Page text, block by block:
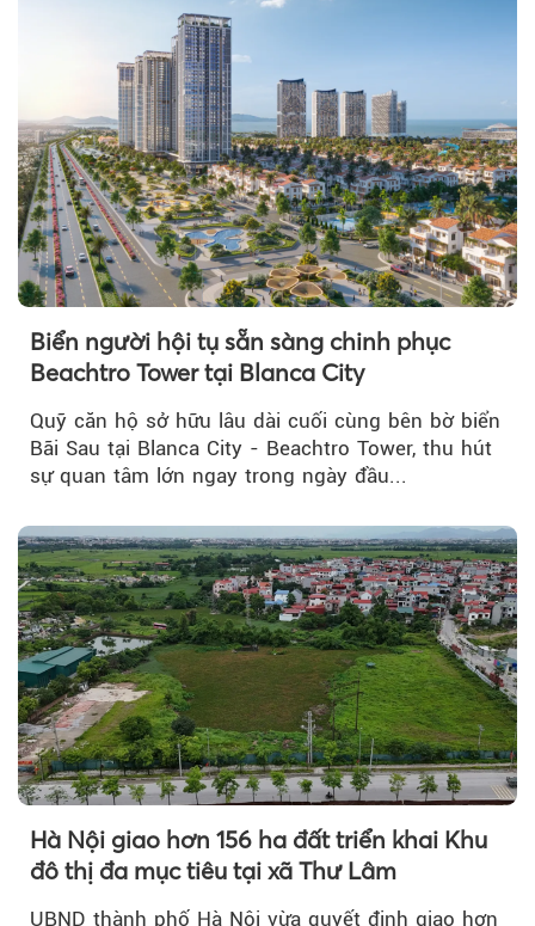
Biển người hội tụ sẵn sàng chinh phục
Beachtro Tower tại Blanca City
Quỹ căn hộ sở hữu lâu dài cuối cùng bên bờ biển
Bãi Sau tại Blanca City - Beachtro Tower, thu hút
sự quan tâm lớn ngay trong ngày đầu...
Hà Nội giao hơn 156 ha đất triển khai Khu
đô thị đa mục tiêu tại xã Thư Lâm
UBND thành phố Hà Nội vừa quyết định giao hơn